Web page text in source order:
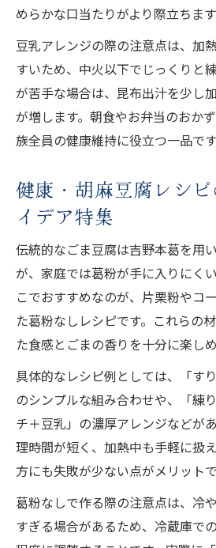
めらかな口当たりがより際立ちます
豆乳アレンジの際の注意点は、加
すいため、中火以下でじっくりと
が苦手な場合は、昆布出汁を少し
が増します。朝食やお弁当のおか
族全員の健康維持に役立つ一品です
健康・胡麻豆腐レシ
イデア特集
伝統的なごま豆腐は吉野本葛を用
が、家庭では葛粉が手に入りにく
こでおすすめなのが、片栗粉やコ
た葛粉なしレシピです。これらの
た食感とごまの香りを十分に楽しめ
具体的なレシピ例としては、「す
のシンプルな組み合わせや、「練
チ＋豆乳」の濃厚アレンジなどが
理時間が短く、加熱中も手軽に扱
方にも失敗が少ない点がメリットで
葛粉なしで作る際の注意点は、冷
すぎる場合があるため、冷蔵庫で